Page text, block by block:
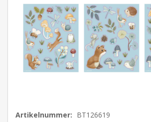
Artikelnummer: BT126619